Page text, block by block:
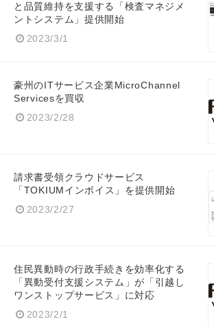
と品質維持を支援する「検査マネジメ
ントシステム」提供開始
2023/3/1
豪州のITサービス企業MicroChannel
Servicesを買収
2023/2/28
請求書受領クラウドサービス
「TOKIUMインボイス」を提供開始
2023/2/27
住民異動時の行政手続きを効率化する
「異動受付支援システム」が「引越し
ワンストップサービス」に対応
2023/2/1